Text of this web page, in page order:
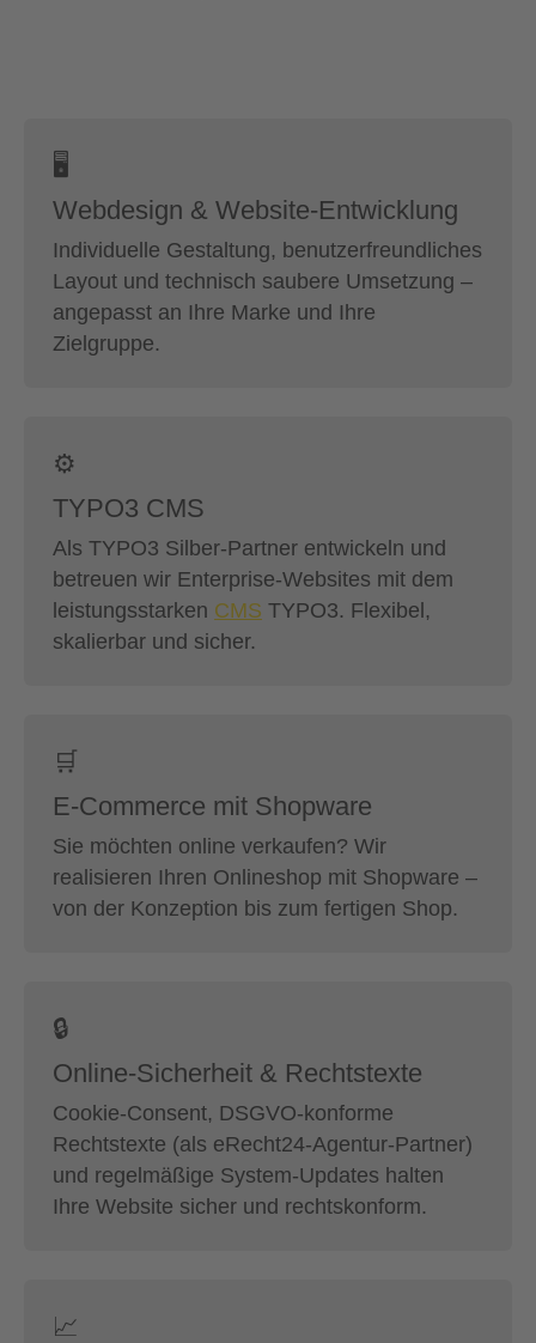
🖥
Webdesign & Website-Entwicklung
Individuelle Gestaltung, benutzerfreundliches
Layout und technisch saubere Umsetzung –
angepasst an Ihre Marke und Ihre
Zielgruppe.
⚙️
TYPO3 CMS
Als TYPO3 Silber-Partner entwickeln und
betreuen wir Enterprise-Websites mit dem
leistungsstarken CMS TYPO3. Flexibel,
skalierbar und sicher.
🛒
E-Commerce mit Shopware
Sie möchten online verkaufen? Wir
realisieren Ihren Onlineshop mit Shopware –
von der Konzeption bis zum fertigen Shop.
🔒
Online-Sicherheit & Rechtstexte
Cookie-Consent, DSGVO-konforme
Rechtstexte (als eRecht24-Agentur-Partner)
und regelmäßige System-Updates halten
Ihre Website sicher und rechtskonform.
📈